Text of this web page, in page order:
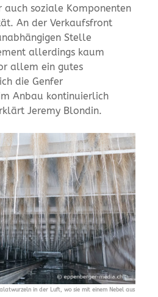
auch soziale Komponenten
An der Verkaufsfront
Stelle
allerdings kaum
allem ein gutes
die Genfer
Anbau kontinuierlich
Jeremy Blondin.
in der Luft, wo sie mit einem Nebel aus